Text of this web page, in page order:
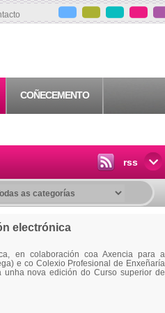
COÑECEMENTO
rss
electrónica
en colaboración coa Axencia para a
e co Colexio Profesional de Enxeñaría
unha nova edición do Curso superior de